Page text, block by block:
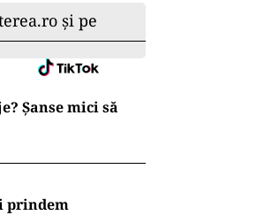
și pe
Șanse mici să
prindem